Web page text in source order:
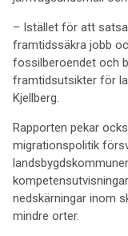
– Istället för att
framtidssäkra jobb
fossilberoendet och
framtidsutsikter för
Kjellberg.
Rapporten pekar
migrationspolitik
nedskärningar inom
mindre orter.